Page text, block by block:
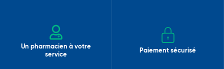
Un pharmacien à votre
service
Paiement sécurisé